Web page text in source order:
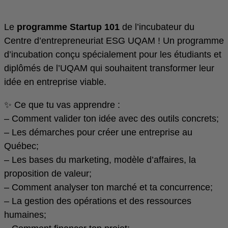
Le programme Startup 101 de l’incubateur du
Centre d’entrepreneuriat ESG UQAM ! Un programme
d’incubation conçu spécialement pour les étudiants et
diplômés de l’UQAM qui souhaitent transformer leur
idée en entreprise viable.
✨ Ce que tu vas apprendre :
– Comment valider ton idée avec des outils concrets;
– Les démarches pour créer une entreprise au
Québec;
– Les bases du marketing, modèle d’affaires, la
proposition de valeur;
– Comment analyser ton marché et ta concurrence;
– La gestion des opérations et des ressources
humaines;